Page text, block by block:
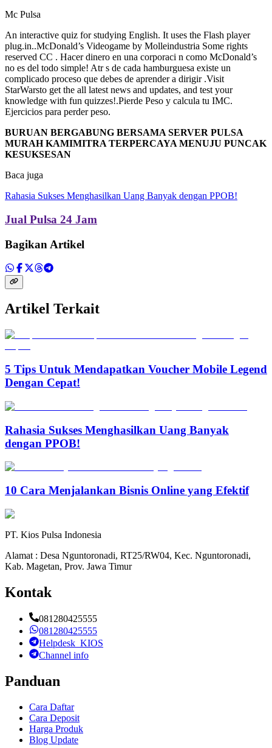
Mc Pulsa
An interactive quiz for studying English. It uses the Flash player
plug.in..McDonald’s Videogame by Molleindustria Some rights
reserved CC . Hacer dinero en una corporaci n como McDonald’s
no es del todo simple! Atr s de cada hamburguesa existe un
complicado proceso que debes de aprender a dirigir .Visit
StarWarsto get the all latest news and updates, and test your
knowledge with fun quizzes!.Pierde Peso y calcula tu IMC.
Ejercicios para perder peso.
BURUAN BERGABUNG BERSAMA SERVER PULSA
MURAH KAMIMITRA TERPERCAYA MENUJU PUNCAK
KESUKSESAN
Baca juga
Rahasia Sukses Menghasilkan Uang Banyak dengan PPOB!
Jual Pulsa 24 Jam
Bagikan Artikel
Artikel Terkait
5 Tips Untuk Mendapatkan Voucher Mobile Legend
Dengan Cepat!
Rahasia Sukses Menghasilkan Uang Banyak
dengan PPOB!
10 Cara Menjalankan Bisnis Online yang Efektif
PT. Kios Pulsa Indonesia
Alamat : Desa Nguntoronadi, RT25/RW04, Kec. Nguntoronadi,
Kab. Magetan, Prov. Jawa Timur
Kontak
081280425555
081280425555
Helpdesk_KIOS
Channel info
Panduan
Cara Daftar
Cara Deposit
Harga Produk
Blog Update